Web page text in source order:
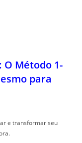
Método 1-
para
e transformar seu